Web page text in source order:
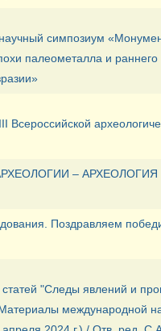
симпозиум
палеометалла и раннего
Всероссийской
– АРХЕОЛОГИЯ
Поздравляем
"Следы явлений и
международной